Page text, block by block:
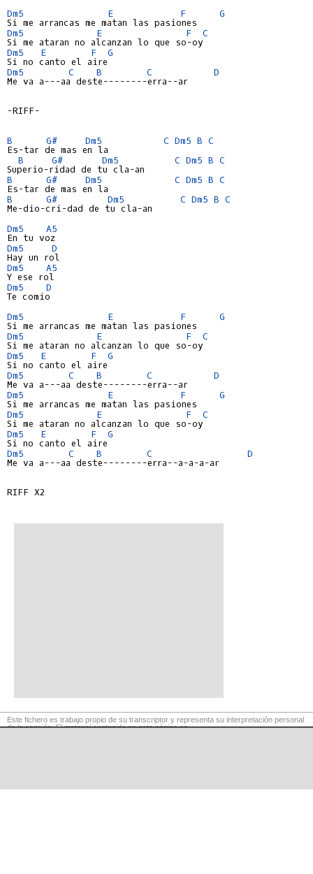
Dm5
E F
G
Dm5
E F
C
Dm5
E F
G
Dm5
C B C
D
Me va a---aa deste--------erra--ar
-RIFF-
B G# Dm5 C Dm5 B C
Es-tar de mas en la
B
G# Dm5 C Dm5 B C
B
G# Dm5 C Dm5 B C
B
G# Dm5 C Dm5 B C
Me-dio-cri-dad de tu cla-an
Dm5
A5
Dm5
D
Dm5
A5
Dm5
D
Te comio
Dm5
E F
G
Dm5
E F
C
Dm5
E F
G
Dm5
C B C
D
Me va a---aa deste--------erra--ar
Dm5
E F
G
Dm5
E F
C
Dm5
E F
G
Dm5
C B C
D
Me va a---aa deste--------erra--a-a-a-ar
RIFF X2
Este fichero es trabajo propio de su transcriptor y representa su interpretación personal
de la canción. El material contenido en esta página es